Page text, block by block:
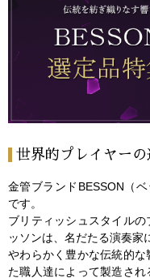
世界的プレイヤー
金管ブランドBESSON（
です。
ブリティッシュスタイル
ッソンは、名だたる演奏家
やわらかく豊かな伝統的
た職人達によって製造さ